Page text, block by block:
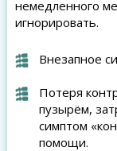
немедленного
игнорировать.
Внезапное
Потеря
пузырём,
симптом
помощи.